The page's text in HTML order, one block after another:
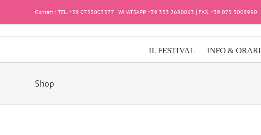
Contatti: TEL. +39 0755005577 | WHATSAPP. +39 333 2690063 | FAX. +39 075 5009990
IL FESTIVAL INFO & ORARI
Shop